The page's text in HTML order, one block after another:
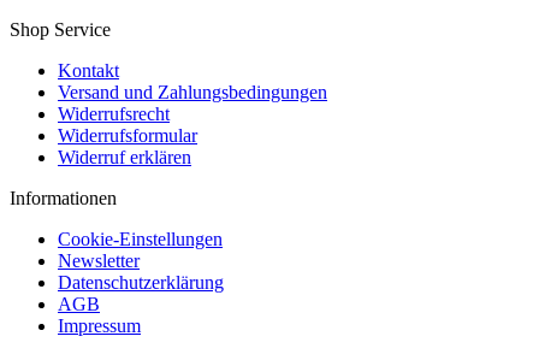
Shop Service
Kontakt
Versand und Zahlungsbedingungen
Widerrufsrecht
Widerrufsformular
Widerruf erklären
Informationen
Cookie-Einstellungen
Newsletter
Datenschutzerklärung
AGB
Impressum